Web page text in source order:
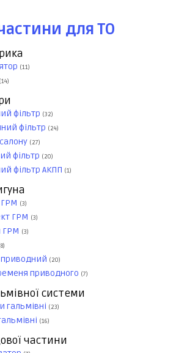
для ТО
(11)
(14)
фільтр (32)
фільтр (24)
(27)
фільтр (20)
фільтр АКПП (1)
ГРМ (3)
ГРМ (3)
ГРМ (3)
(20)
приводного (7)
системи
гальмівні (23)
(16)
частини